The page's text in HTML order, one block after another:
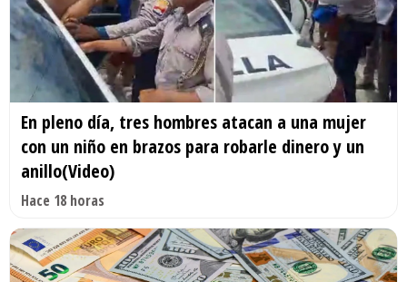
En pleno día, tres hombres atacan a una mujer
con un niño en brazos para robarle dinero y un
anillo(Video)
Hace 18 horas